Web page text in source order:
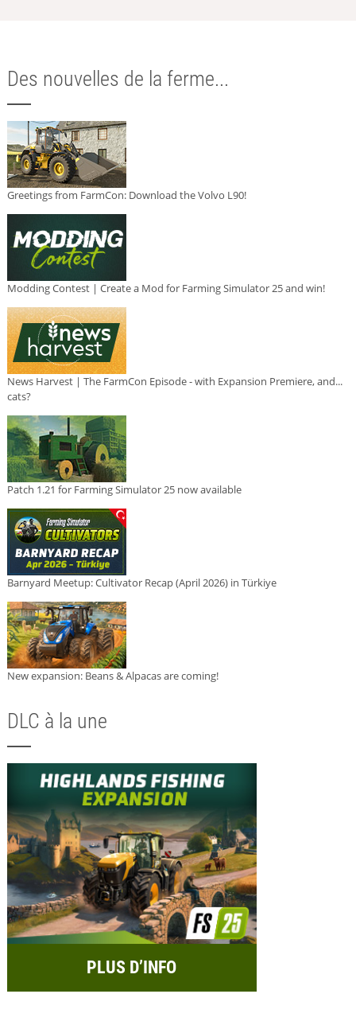
Des nouvelles de la ferme...
Greetings from FarmCon: Download the Volvo L90!
Modding Contest | Create a Mod for Farming Simulator 25 and win!
News Harvest | The FarmCon Episode - with Expansion Premiere, and...
cats?
Patch 1.21 for Farming Simulator 25 now available
Barnyard Meetup: Cultivator Recap (April 2026) in Türkiye
New expansion: Beans & Alpacas are coming!
DLC à la une
PLUS D’INFO